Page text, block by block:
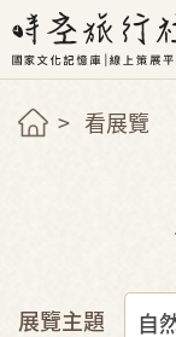
看展覽
展覽主題